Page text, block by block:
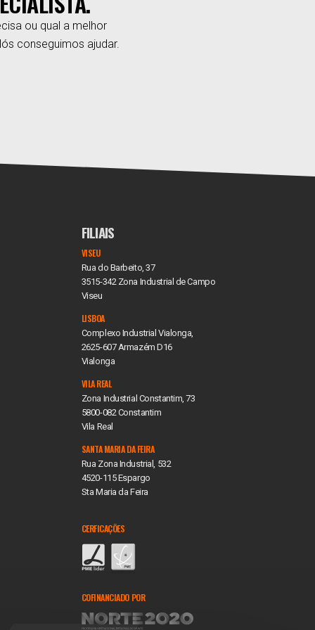
ou qual a melhor
conseguimos ajudar.
FILIAIS
VISEU
Rua do Barbeito, 37
3515-342 Zona Industrial de Campo
Viseu
LISBOA
Complexo Industrial Vialonga,
2625-607 Armazém D16
Vialonga
VILA REAL
Zona Industrial Constantim, 73
5800-082 Constantim
Vila Real
SANTA MARIA DA FEIRA
Rua Zona Industrial, 532
4520-115 Espargo
Sta Maria da Feira
CERFICAÇÕES
COFINANCIADO POR